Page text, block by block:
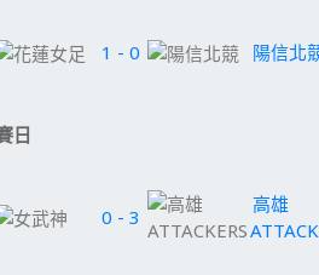
1 - 0 陽信北
日
0 - 3
高雄